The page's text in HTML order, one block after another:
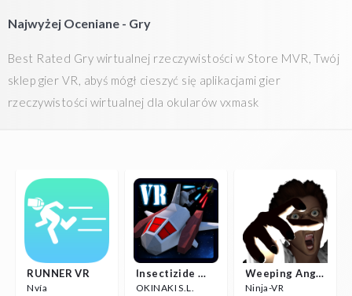
Najwyżej Oceniane - Gry
Best Rated Gry wirtualnej rzeczywistości w Store MVR, Twój
sklep gier VR, abyś mógł cieszyć się aplikacjami gier
rzeczywistości wirtualnej dla okularów vxmask
RUNNER VR
Nvía
Insectizide Wars VR
OKINAKI S.L.
Weeping Angels VR
Ninja-VR